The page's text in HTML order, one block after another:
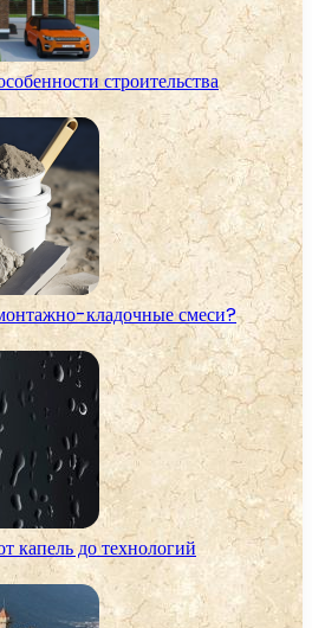
строительства
кладочные смеси?
капель до технологий